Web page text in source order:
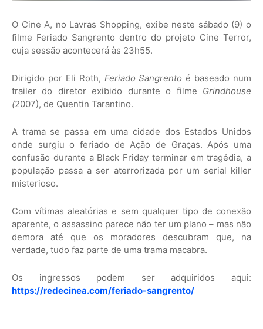
O Cine A, no Lavras Shopping, exibe neste sábado (9) o
filme Feriado Sangrento dentro do projeto Cine Terror,
cuja sessão acontecerá às 23h55.
Dirigido por Eli Roth, Feriado Sangrentoé baseado num
trailer do diretor exibido durante o filme Grindhouse
(2007), de Quentin Tarantino.
A trama se passa em uma cidade dos Estados Unidos
onde surgiu o feriado de Ação de Graças. Após uma
confusão durante a Black Friday terminar em tragédia, a
população passa a ser aterrorizada por um serial killer
misterioso.
Com vítimas aleatórias e sem qualquer tipo de conexão
aparente, o assassino parece não ter um plano – mas não
demora até que os moradores descubram que, na
verdade, tudo faz parte de uma trama macabra.
Os ingressos podem ser adquiridos aqui:
https://redecinea.com/feriado-sangrento/